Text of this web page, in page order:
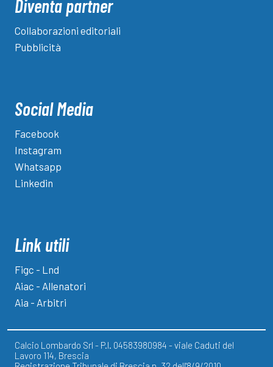
Diventa partner
Collaborazioni editoriali
Pubblicità
Social Media
Facebook
Instagram
Whatsapp
Linkedin
Link utili
Figc - Lnd
Aiac - Allenatori
Aia - Arbitri
Calcio Lombardo Srl - P.I. 04583980984 - viale Caduti del
Lavoro 114, Brescia